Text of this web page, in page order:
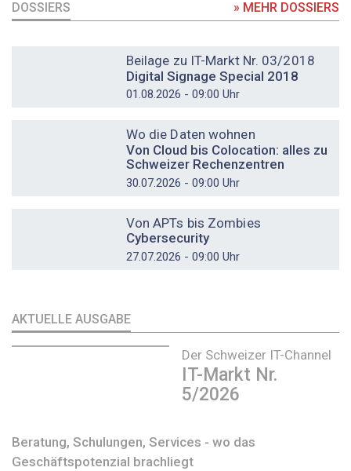
DOSSIERS » MEHR DOSSIERS
Beilage zu IT-Markt Nr. 03/2018
Digital Signage Special 2018
01.08.2026 - 09:00 Uhr
Wo die Daten wohnen
Von Cloud bis Colocation: alles zu
Schweizer Rechenzentren
30.07.2026 - 09:00 Uhr
Von APTs bis Zombies
Cybersecurity
27.07.2026 - 09:00 Uhr
AKTUELLE AUSGABE
Der Schweizer IT-Channel
IT-Markt Nr.
5/2026
Beratung, Schulungen, Services - wo das
Geschäftspotenzial brachliegt